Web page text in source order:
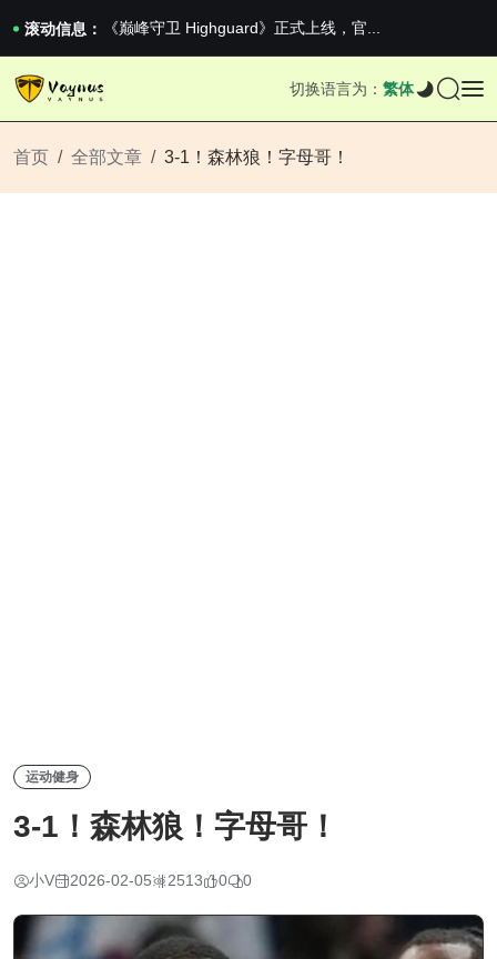
滚动信息：
男生找对象最重要的是什么？太真实了
2026澳网男单收官：全满贯对上全满亚，德约...
《巅峰守卫 Highguard》正式上线，官...
《巅峰守卫 Highguard》正式上线，官...
切换语言为： 繁体
首页 全部文章 3-1！森林狼！字母哥！
运动健身
3-1！森林狼！字母哥！
小V 2026-02-05 2513 0 0